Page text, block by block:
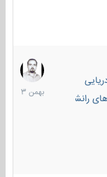
رانشی دریایی
6
بهمن
1403